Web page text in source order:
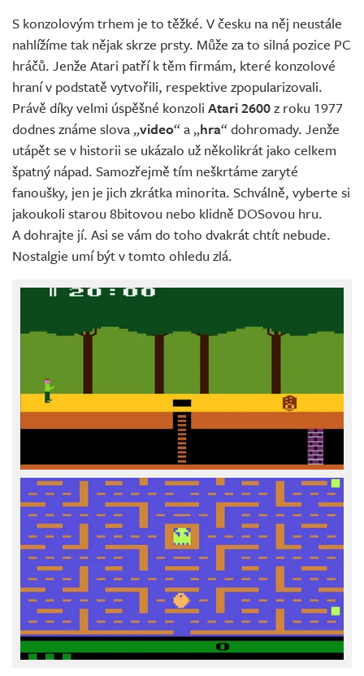
Živě
S konzolovým trhem je to těžké. V česku na něj neustále
nahlížíme tak nějak skrze prsty. Může za to silná pozice PC
hráčů. Jenže Atari patří k těm firmám, které konzolové
hraní v podstatě vytvořili, respektive zpopularizovali.
Právě díky velmi úspěšné konzoli Atari 2600z roku 1977
dodnes známe slova „video“ a „hra“ dohromady. Jenže
utápět se v historii se ukázalo už několikrát jako celkem
špatný nápad. Samozřejmě tím neškrtáme zaryté
fanoušky, jen je jich zkrátka minorita. Schválně, vyberte si
jakoukoli starou 8bitovou nebo klidně DOSovou hru.
A dohrajte jí. Asi se vám do toho dvakrát chtít nebude.
Nostalgie umí být v tomto ohledu zlá.